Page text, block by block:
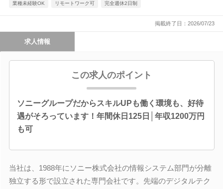
業種未経験OK リモートワーク可 完全週休2日制
掲載終了日：2026/07/23
求人情報
この求人のポイント
ソニーグループだからスキルUPも働く環境も、好待
遇がそろっています！年間休日125日│年収1200万円
も可
当社は、1988年にソニー株式会社の情報システム部門が分離
独立する形で設立された専門会社です。先端のデジタルテク